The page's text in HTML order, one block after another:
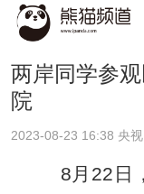
两岸同学参
院
2023-08-23 16:38 央
8月22日，